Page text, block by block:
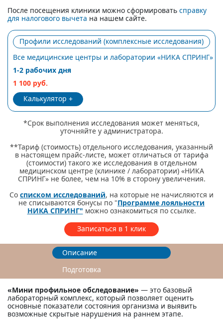
После посещения клиники можно сформировать справку
для налогового вычета на нашем сайте.
Профили исследований (комплексные исследования)
Все медицинские центры и лаборатории «НИКА СПРИНГ»
1-2 рабочих дня
1 100 руб.
Калькулятор
*Срок выполнения исследования может меняться,
уточняйте у администратора.
**Тариф (стоимость) отдельного исследования, указанный
в настоящем прайс-листе, может отличаться от тарифа
(стоимости) такого же исследования в отдельном
медицинском центре (клинике / лаборатории) «НИКА
СПРИНГ» не более, чем на 10% в сторону увеличения.
Со списком исследований, на которые не начисляются и
не списываются бонусы по "Программе лояльности
НИКА СПРИНГ" можно ознакомиться по ссылке.
Записаться в 1 клик
Описание
Подготовка
«Мини профильное обследование» — это базовый
лабораторный комплекс, который позволяет оценить
основные показатели состояния организма и выявить
возможные скрытые нарушения на раннем этапе.